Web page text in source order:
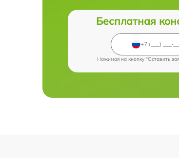
Бесплатная
Нажимая на кнопку "Оставить